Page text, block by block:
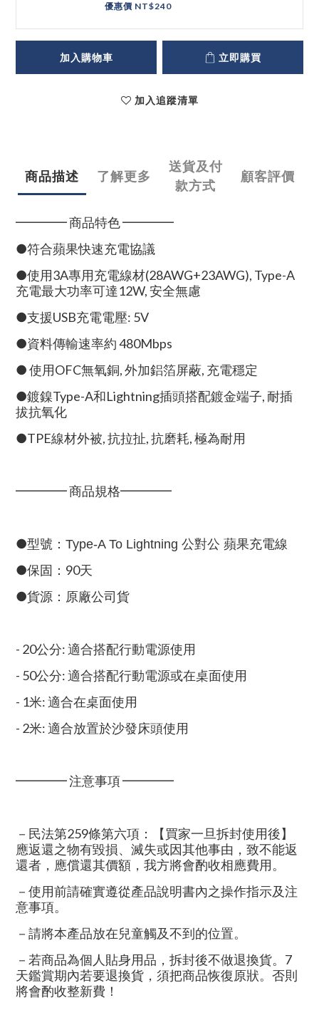
優惠價 NT$240
加入購物車 立即購買
加入追蹤清單
商品描述 了解更多
送貨及付
款方式
顧客評價
━━━━ 商品特色 ━━━━
●符合蘋果快速充電協議
●使用3A專用充電線材(28AWG+23AWG), Type-A
充電最大功率可達12W, 安全無慮
●支援USB充電電壓: 5V
●資料傳輸速率約 480Mbps
● 使用OFC無氧銅, 外加鋁箔屏蔽, 充電穩定
●鍍鎳Type-A和Lightning插頭搭配鍍金端子, 耐插
拔抗氧化
●TPE線材外被, 抗拉扯, 抗磨耗, 極為耐用
━━━━ 商品規格━━━━
●型號： Type-A To Lightning 公對公 蘋果充電線
●保固：90天
●貨源：原廠公司貨
- 20公分: 適合搭配行動電源使用
- 50公分: 適合搭配行動電源或在桌面使用
- 1米: 適合在桌面使用
- 2米: 適合放置於沙發床頭使用
━━━━ 注意事項 ━━━━
－民法第259條第六項：【買家一旦拆封使用後】
應返還之物有毀損、滅失或因其他事由，致不能返
還者，應償還其價額，我方將會酌收相應費用。
－使用前請確實遵從產品說明書內之操作指示及注
意事項。
－請將本產品放在兒童觸及不到的位置。
－若商品為個人貼身用品，拆封後不做退換貨。7
天鑑賞期內若要退換貨，須把商品恢復原狀。否則
將會酌收整新費！